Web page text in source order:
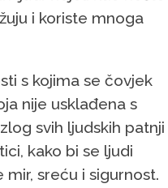
i koriste mnoga
s kojima se čovjek
nije usklađena s
svih ljudskih patnji
kako bi se ljudi
sreću i sigurnost.